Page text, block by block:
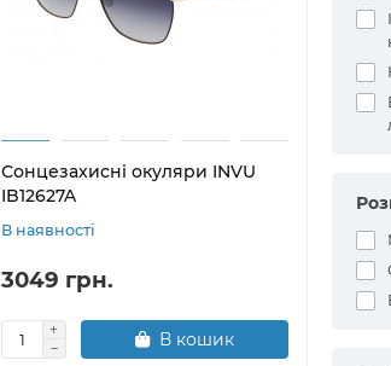
Сонцезахисні окуляри INVU
IB12627A
В наявності
3049 грн.
В кошик